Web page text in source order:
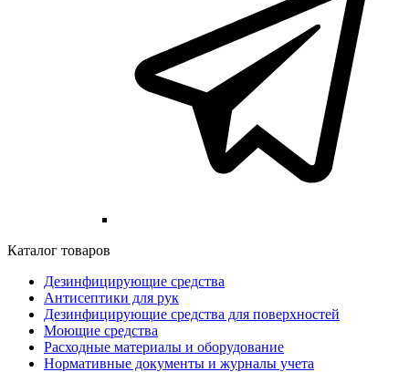
Каталог товаров
Дезинфицирующие средства
Антисептики для рук
Дезинфицирующие средства для поверхностей
Моющие средства
Расходные материалы и оборудование
Нормативные документы и журналы учета